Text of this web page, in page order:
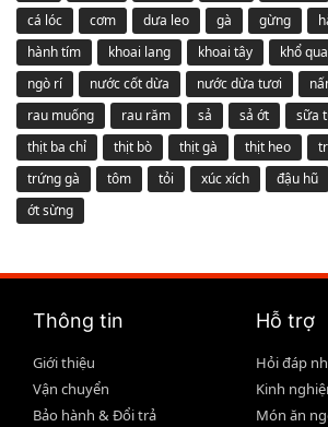
cá lóc
cơm dưa leo gà gừng
hành tím
khoai lang khoai tây khổ qua
ngò rí
nước cốt dừa nước dừa tươi
rau muống
rau răm sả sả ớt sữa
thịt ba chỉ
thịt bò thịt gà thịt heo
trứng gà
tôm tỏi xúc xích đậu hũ
ớt sừng
Thông tin
Giới thiệu
Vận chuyển
Bảo hành & Đổi trả
Hỗ trợ
Hỏi đáp
Kinh
Món ăn